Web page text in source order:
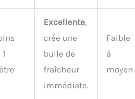
Excellente,
crée une
bulle de
fraîcheur
immédiate.
Faible
à
moyen